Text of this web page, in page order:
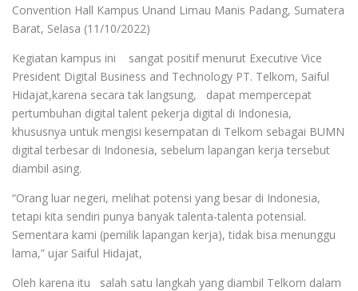
Convention Hall Kampus Unand Limau Manis Padang, Sumatera
Barat, Selasa (11/10/2022)
Kegiatan kampus ini sangat positif menurut Executive Vice
President Digital Business and Technology PT. Telkom, Saiful
Hidajat,karena secara tak langsung, dapat mempercepat
pertumbuhan digital talent pekerja digital di Indonesia,
khususnya untuk mengisi kesempatan di Telkom sebagai BUMN
digital terbesar di Indonesia, sebelum lapangan kerja tersebut
diambil asing.
“Orang luar negeri, melihat potensi yang besar di Indonesia,
tetapi kita sendiri punya banyak talenta-talenta potensial.
Sementara kami (pemilik lapangan kerja), tidak bisa menunggu
lama,” ujar Saiful Hidajat,
Oleh karena itu salah satu langkah yang diambil Telkom dalam